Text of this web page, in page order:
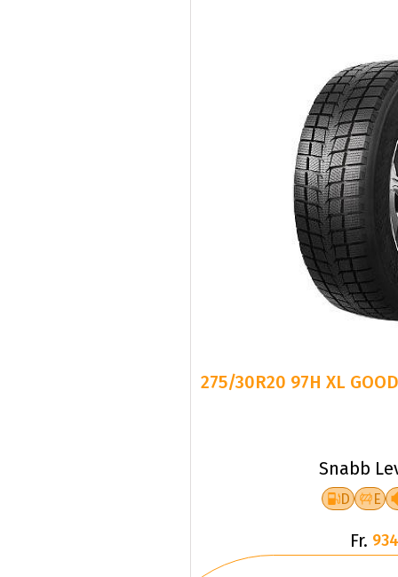
275/30R20 97H XL
Snabb
D E
Fr.